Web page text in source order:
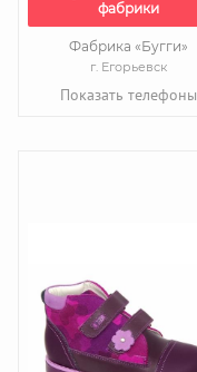
фабрики
Фабрика «Бугги»
г. Егорьевск
Показать телефоны